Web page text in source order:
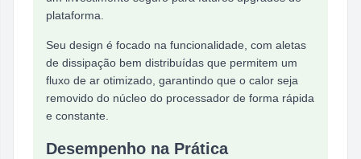
plataforma.
Seu design é focado na funcionalidade, com aletas
de dissipação bem distribuídas que permitem um
fluxo de ar otimizado, garantindo que o calor seja
removido do núcleo do processador de forma rápida
e constante.
Desempenho na Prática